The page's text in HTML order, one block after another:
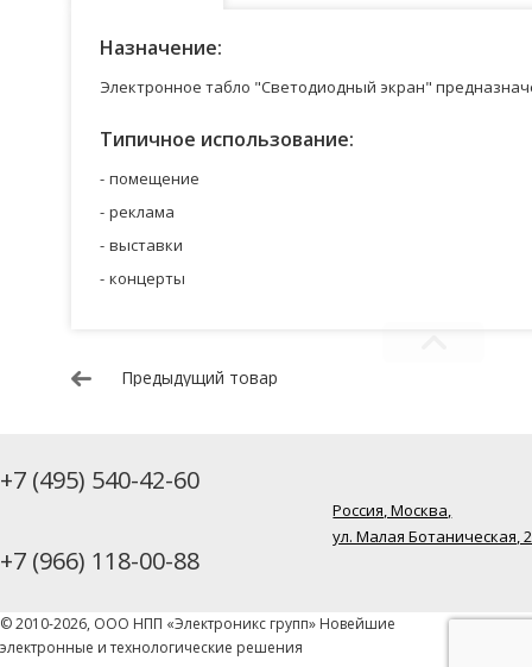
Назначение:
Электронное табло "Светодиодный экран"
Типичное использование:
помещение
реклама
выставки
концерты
Предыдущий товар
+7 (495) 540-42-60
+7 (966) 118-00-88
Россия, Москва,
ул. Малая Ботаническая,
© 2010-2026, ООО НПП «Электроникс групп» Новейшие
электронные и технологические решения